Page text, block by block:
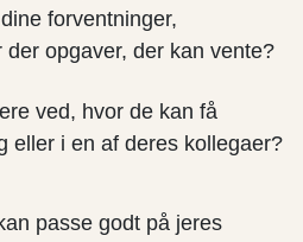
forventninger,
opgaver, der kan vente?
ved, hvor de kan få
eller i en af deres kollegaer?
passe godt på jeres